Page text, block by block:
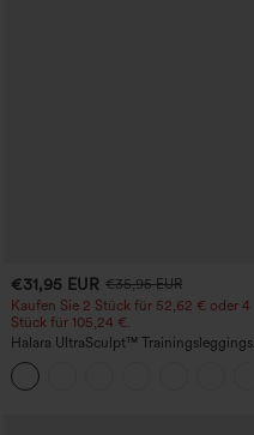
€31,95 EUR €35,95 EUR
Kaufen Sie 2 Stück für 52,62 € oder 4
Stück für 105,24 €.
Halara UltraSculpt™ Trainingsleggings
mit hoher Taille – formend, Po-Lifting,
Bauchkontrolle und mit Taschen